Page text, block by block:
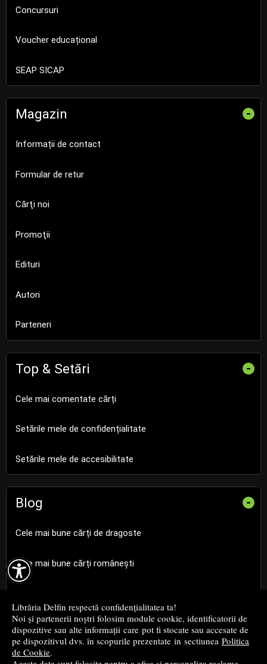

Librăria Delfin respectă confidențialitatea ta!
Noi și partenerii noștri folosim module cookie, identificatorii de
dispozitive sau alte informații care pot fi stocate sau accesate de
pe dispozitivul dvs. în scopurile prezentate in sectiunea Politica
de Cookie.
Concursuri
Voucher educațional
SEAP SICAP
Magazin -
Informații de contact
Formular de retur
Cărţi noi
Promoţii
Edituri
Autori
Parteneri
Top & Setări -
Cele mai comentate cărți
Setările mele de confidențialitate
Setările mele de accesibilitate
Blog -
Cele mai bune cărți de dragoste
Cele mai bune cărți românești
Cele mai bune cărți de istorie
Top cărți beletristică